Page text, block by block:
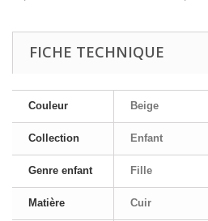
FICHE TECHNIQUE
Couleur Beige
Collection Enfant
Genre enfant Fille
Matière Cuir